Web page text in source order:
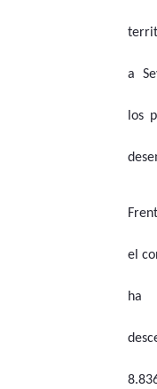
a
los
el
ha